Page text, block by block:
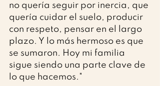
no quería seguir por inercia, que
quería cuidar el suelo, producir
con respeto, pensar en el largo
plazo. Y lo más hermoso es que
se sumaron. Hoy mi familia
sigue siendo una parte clave de
lo que hacemos."